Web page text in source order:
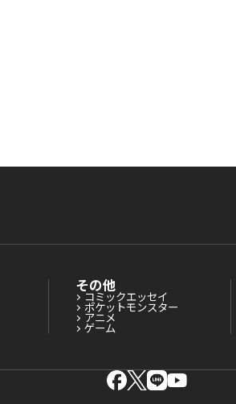
その他
コミックエッセイ
ポケットモンスター
アニメ
ゲーム